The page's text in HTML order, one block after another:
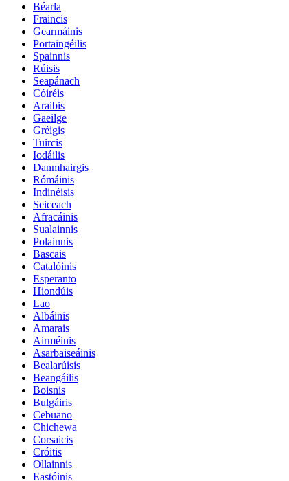
Béarla
Fraincis
Gearmáinis
Portaingéilis
Spainnis
Rúisis
Seapánach
Cóiréis
Araibis
Gaeilge
Gréigis
Tuircis
Iodáilis
Danmhairgis
Rómáinis
Indinéisis
Seiceach
Afracáinis
Sualainnis
Polainnis
Bascais
Catalóinis
Esperanto
Hiondúis
Lao
Albáinis
Amarais
Airméinis
Asarbaiseáinis
Bealarúisis
Beangáilis
Boisnis
Bulgáiris
Cebuano
Chichewa
Corsaicis
Cróitis
Ollainnis
Eastóinis